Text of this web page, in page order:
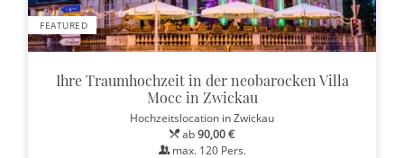
FEATURED
Ihre Traumhochzeit in der neobarocken Villa
Mocc in Zwickau
Hochzeitslocation in Zwickau
ab90,00 €
max. 120Pers.